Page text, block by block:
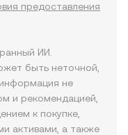
предоставления
ИИ.
быть неточной,
не
и рекомендацией,
к покупке,
активами, а также